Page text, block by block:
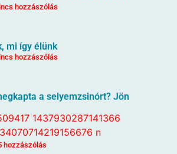
hozzászólás
mi így élünk
hozzászólás
a selyemzsinórt? Jön
hozzászólás